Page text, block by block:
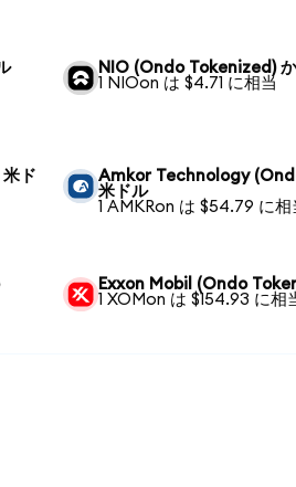
NIO (Ondo Tokenized)
1 NIOon は $4.71 に相当
ド
Amkor Technology
米ドル
1 AMKRon は $54.79 に相
Exxon Mobil (Ondo
1 XOMon は $154.93 に相